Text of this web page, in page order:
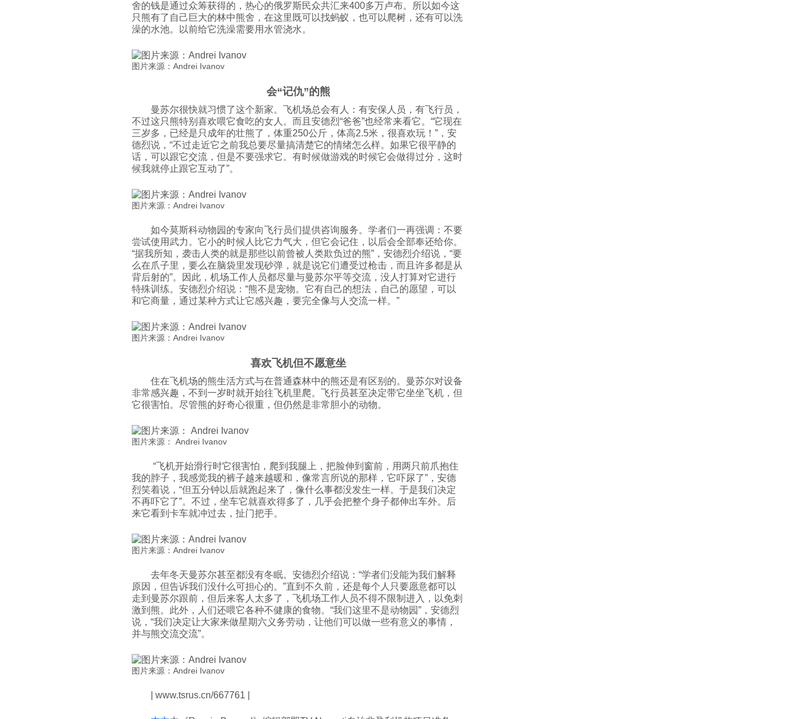
舍的钱是通过众筹获得的，热心的俄罗斯民众共汇来400多万卢布。所以如今这
只熊有了自己巨大的林中熊舍，在这里既可以找蚂蚁，也可以爬树，还有可以洗
澡的水池。以前给它洗澡需要用水管浇水。
图片来源：Andrei Ivanov
会“记仇”的熊
曼苏尔很快就习惯了这个新家。飞机场总会有人：有安保人员，有飞行员，
不过这只熊特别喜欢喂它食吃的女人。而且安德烈“爸爸”也经常来看它。“它现在
三岁多，已经是只成年的壮熊了，体重250公斤，体高2.5米，很喜欢玩！”，安
德烈说，“不过走近它之前我总要尽量搞清楚它的情绪怎么样。如果它很平静的
话，可以跟它交流，但是不要强求它。有时候做游戏的时候它会做得过分，这时
候我就停止跟它互动了”。
图片来源：Andrei Ivanov
如今莫斯科动物园的专家向飞行员们提供咨询服务。学者们一再强调：不要
尝试使用武力。它小的时候人比它力气大，但它会记住，以后会全部奉还给你。
“据我所知，袭击人类的就是那些以前曾被人类欺负过的熊”，安德烈介绍说，“要
么在爪子里，要么在脑袋里发现砂弹，就是说它们遭受过枪击，而且许多都是从
背后射的”。因此，机场工作人员都尽量与曼苏尔平等交流，没人打算对它进行
特殊训练。安德烈介绍说：“熊不是宠物。它有自己的想法，自己的愿望，可以
和它商量，通过某种方式让它感兴趣，要完全像与人交流一样。”
图片来源：Andrei Ivanov
喜欢飞机但不愿意坐
住在飞机场的熊生活方式与在普通森林中的熊还是有区别的。曼苏尔对设备
非常感兴趣，不到一岁时就开始往飞机里爬。飞行员甚至决定带它坐坐飞机，但
它很害怕。尽管熊的好奇心很重，但仍然是非常胆小的动物。
图片来源： Andrei Ivanov
“飞机开始滑行时它很害怕，爬到我腿上，把脸伸到窗前，用两只前爪抱住
我的脖子，我感觉我的裤子越来越暖和，像常言所说的那样，它吓尿了”，安德
烈笑着说，“但五分钟以后就跑起来了，像什么事都没发生一样。于是我们决定
不再吓它了”。不过，坐车它就喜欢得多了，几乎会把整个身子都伸出车外。后
来它看到卡车就冲过去，扯门把手。
图片来源：Andrei Ivanov
去年冬天曼苏尔甚至都没有冬眠。安德烈介绍说：“学者们没能为我们解释
原因，但告诉我们没什么可担心的。”直到不久前，还是每个人只要愿意都可以
走到曼苏尔跟前，但后来客人太多了，飞机场工作人员不得不限制进入，以免刺
激到熊。此外，人们还喂它各种不健康的食物。“我们这里不是动物园”，安德烈
说，“我们决定让大家来做星期六义务劳动，让他们可以做一些有意义的事情，
并与熊交流交流”。
图片来源：Andrei Ivanov
| www.tsrus.cn/667761 |